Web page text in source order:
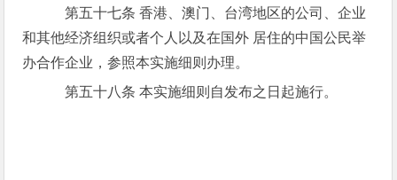
第五十七条 香港、澳门、台湾地区的公司、企业
和其他经济组织或者个人以及在国外 居住的中国公民举
办合作企业，参照本实施细则办理。
第五十八条 本实施细则自发布之日起施行。